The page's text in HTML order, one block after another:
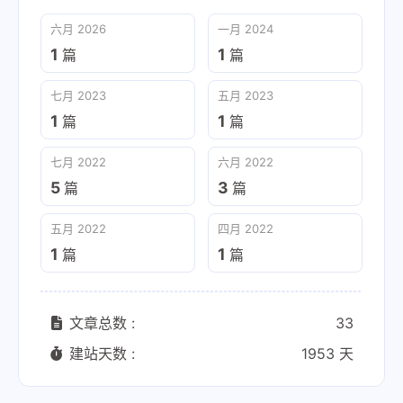
六月 2026
1 篇
一月 2024
1 篇
七月 2023
1 篇
五月 2023
1 篇
七月 2022
5 篇
六月 2022
3 篇
五月 2022
1 篇
四月 2022
1 篇
文章总数 :
33
建站天数 :
1953 天